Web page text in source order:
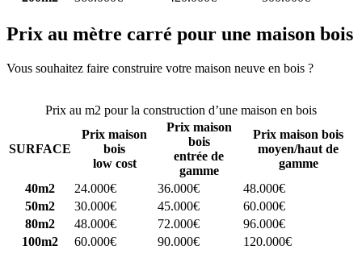
Prix au mètre carré pour une maison bois
Vous souhaitez faire construire votre maison neuve en bois ?
Prix au m2 pour la construction d’une maison en bois
SURFACE
Prix maison
bois
low cost
Prix maison
bois
entrée de
gamme
Prix maison bois
moyen/haut de
gamme
40m2
24.000€ 36.000€
48.000€
50m2
30.000€ 45.000€
60.000€
80m2
48.000€ 72.000€
96.000€
100m2
60.000€ 90.000€
120.000€